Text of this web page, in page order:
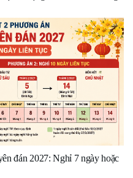
đán 2027: Nghỉ 7 ngày hoặc